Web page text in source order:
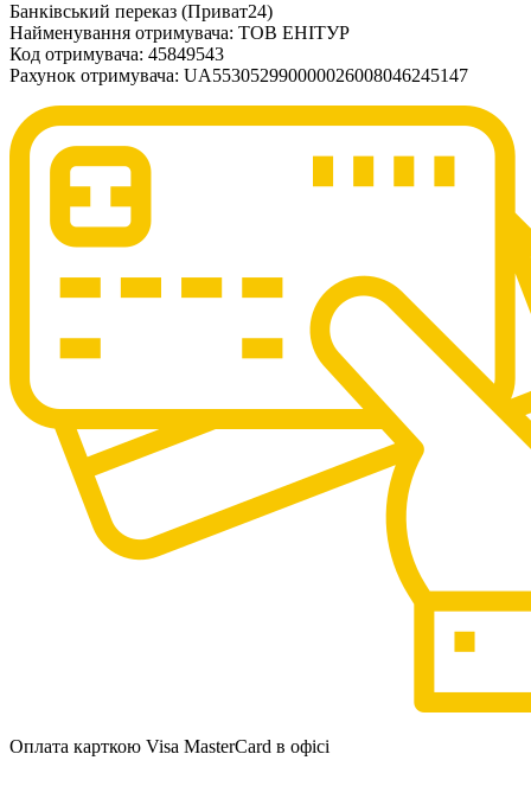
Банківський переказ (Приват24)
Найменування отримувача: ТОВ ЕНІТУР
Код отримувача: 45849543
Рахунок отримувача: UA553052990000026008046245147
Оплата карткою Visa MasterCard в офісі